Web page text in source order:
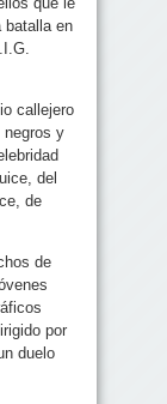
batalla en
callejero
negros y
del
de
de
por
duelo